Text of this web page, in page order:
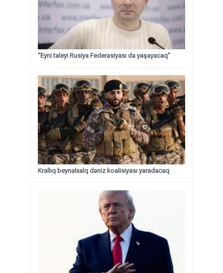
“Eyni taleyi Rusiya Federasiyası da yaşayacaq”
Krallıq beynəlxalq dəniz koalisiyası yaradacaq